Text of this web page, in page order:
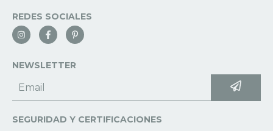
REDES SOCIALES
NEWSLETTER
SEGURIDAD Y CERTIFICACIONES